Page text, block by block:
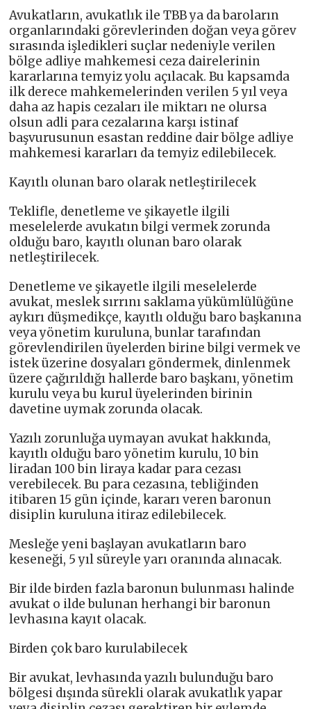
Avukatların, avukatlık ile TBB ya da baroların
organlarındaki görevlerinden doğan veya görev
sırasında işledikleri suçlar nedeniyle verilen
bölge adliye mahkemesi ceza dairelerinin
kararlarına temyiz yolu açılacak. Bu kapsamda
ilk derece mahkemelerinden verilen 5 yıl veya
daha az hapis cezaları ile miktarı ne olursa
olsun adli para cezalarına karşı istinaf
başvurusunun esastan reddine dair bölge adliye
mahkemesi kararları da temyiz edilebilecek.
Kayıtlı olunan baro olarak netleştirilecek
Teklifle, denetleme ve şikayetle ilgili
meselelerde avukatın bilgi vermek zorunda
olduğu baro, kayıtlı olunan baro olarak
netleştirilecek.
Denetleme ve şikayetle ilgili meselelerde
avukat, meslek sırrını saklama yükümlülüğüne
aykırı düşmedikçe, kayıtlı olduğu baro başkanına
veya yönetim kuruluna, bunlar tarafından
görevlendirilen üyelerden birine bilgi vermek ve
istek üzerine dosyaları göndermek, dinlenmek
üzere çağırıldığı hallerde baro başkanı, yönetim
kurulu veya bu kurul üyelerinden birinin
davetine uymak zorunda olacak.
Yazılı zorunluğa uymayan avukat hakkında,
kayıtlı olduğu baro yönetim kurulu, 10 bin
liradan 100 bin liraya kadar para cezası
verebilecek. Bu para cezasına, tebliğinden
itibaren 15 gün içinde, kararı veren baronun
disiplin kuruluna itiraz edilebilecek.
Mesleğe yeni başlayan avukatların baro
keseneği, 5 yıl süreyle yarı oranında alınacak.
Bir ilde birden fazla baronun bulunması halinde
avukat o ilde bulunan herhangi bir baronun
levhasına kayıt olacak.
Birden çok baro kurulabilecek
Bir avukat, levhasında yazılı bulunduğu baro
bölgesi dışında sürekli olarak avukatlık yapar